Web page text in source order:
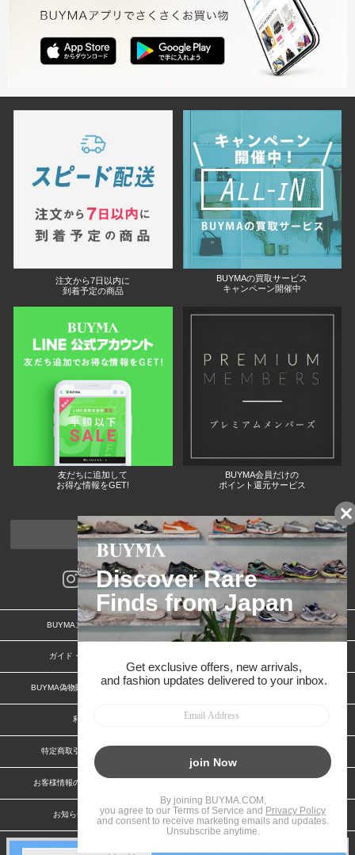
注文から7日以内に
到着予定の商品
BUYMAの買取サービス
キャンペーン開催中
友だちに追加して
お得な情報をGET!
BUYMA会員だけの
ポイント還元サービス
ページトップへ
BUYMAスタートガイド 安心への取り組み
ガイド・お問い合わせ
BUYMA偽物販売防止の取り組み BUYMA CARD
利用規約
特定商取引法に関する表記 特定商取引法に関する表記(出品者)
お客様情報の外部送信について
お知らせ(PCサイト) 会社案内